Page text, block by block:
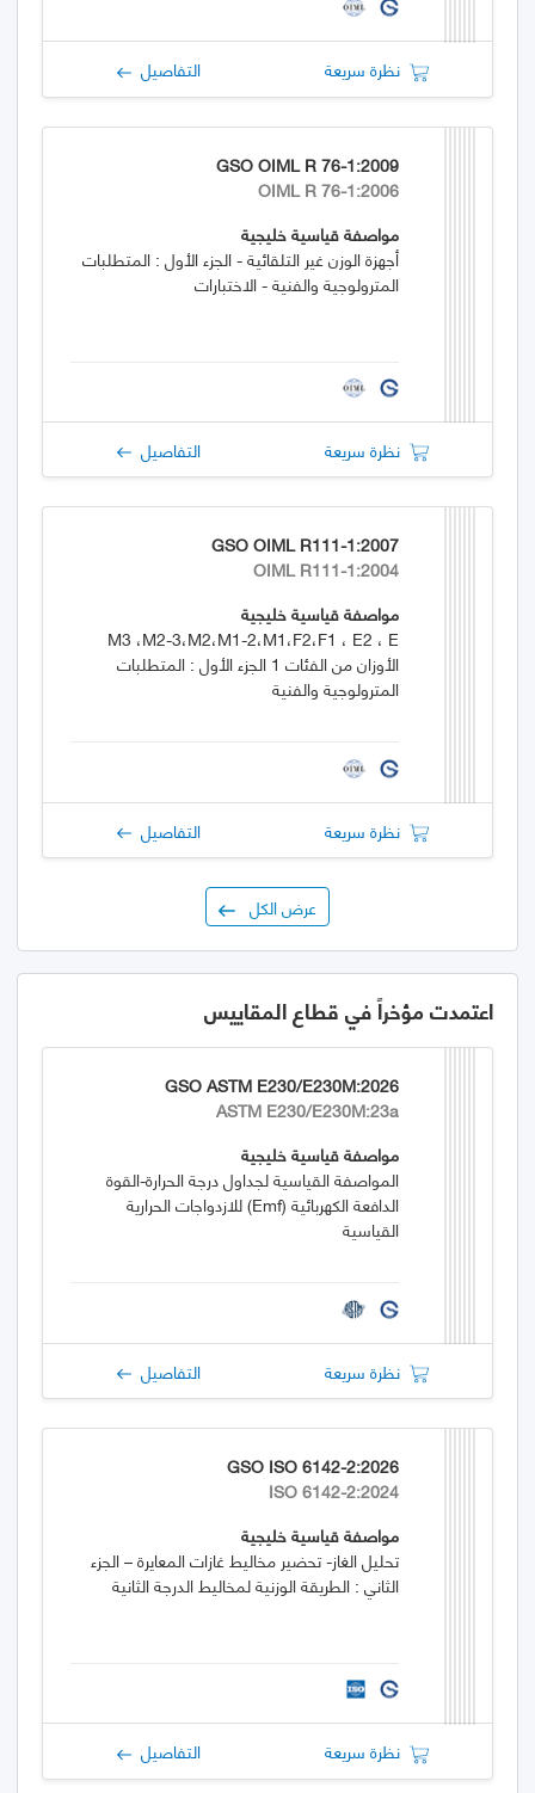
نظرة سريعة التفاصيل
GSO OIML R 76-1:2009
OIML R 76-1:2006
مواصفة قياسية خليجية
أجهزة الوزن غير التلقائية - الجزء الأول : المتطلبات
المترولوجية والفنية - الاختبارات
نظرة سريعة التفاصيل
GSO OIML R111-1:2007
OIML R111-1:2004
مواصفة قياسية خليجية
M3 ،M2-3،M2،M1-2،M1،F2،F1 ، E2 ، E
الأوزان من الفئات 1 الجزء الأول : المتطلبات
المترولوجية والفنية
نظرة سريعة التفاصيل
عرض الكل
اعتمدت مؤخراً في قطاع المقاييس
GSO ASTM E230/E230M:2026
ASTM E230/E230M:23a
مواصفة قياسية خليجية
المواصفة القياسية لجداول درجة الحرارة-القوة
الدافعة الكهربائية (emf) للازدواجات الحرارية
القياسية
نظرة سريعة التفاصيل
GSO ISO 6142-2:2026
ISO 6142-2:2024
مواصفة قياسية خليجية
تحليل الغاز- تحضير مخاليط غازات المعايرة – الجزء
الثاني : الطريقة الوزنية لمخاليط الدرجة الثانية
نظرة سريعة التفاصيل